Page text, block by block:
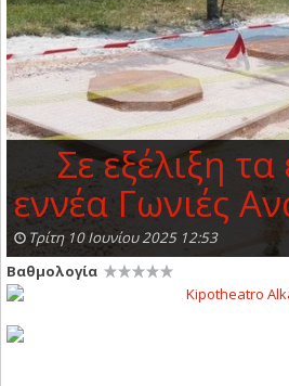
Σε εξέλιξη
εννέα Γωνιές
Τρίτη 10 Ιουνίου 2025 12:53
Βαθμολογία